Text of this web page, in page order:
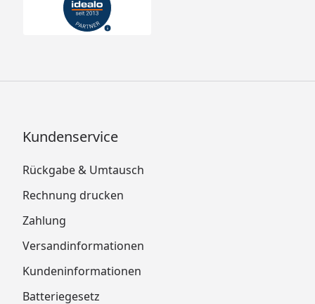
Kundenservice
Rückgabe & Umtausch
Rechnung drucken
Zahlung
Versandinformationen
Kundeninformationen
Batteriegesetz